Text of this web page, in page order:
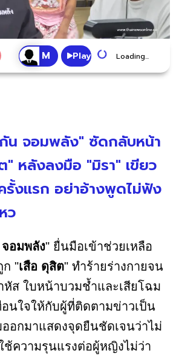
Play Loading...
น จอมพลัง" ซัดกลับหน้า
หลังลงมือ "มิรา" เขียว
รั้งแรก อย่าอ้างพูดไม่ฟัง
ว
อมพลัง" ยื่นมือเข้าช่วยเหลือ
ก "เสือ ดุสิต" ทำร้ายร่างกายจน
หัส ใบหน้าบวมช้ำและเสียโฉม
อนใจให้กับผู้ที่ติดตามข่าวเป็น
อกมาแสดงจุดยืนชัดเจนว่าไม่
ช้ความรุนแรงต่อผู้หญิงไม่ว่า